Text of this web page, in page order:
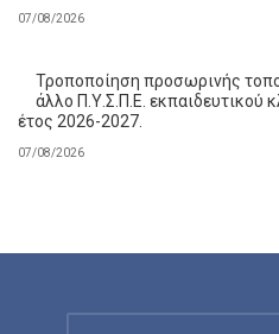
07/08/2026
Τροποποίηση προσωρινής
άλλο Π.Υ.Σ.Π.Ε. εκπαιδευτικού
έτος 2026-2027.
07/08/2026